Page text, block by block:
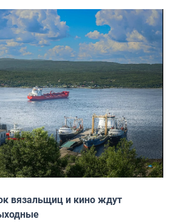
вязальщиц и кино ждут